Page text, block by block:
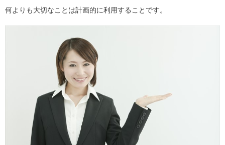
何よりも大切なことは計画的に利用することです。